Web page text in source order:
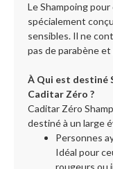
Le Shampoing
spécialement
sensibles. Il ne
pas de parabène
À Qui est destiné
Caditar Zéro ?
Caditar Zéro
destiné à un large
Personnes
Idéal pour
rougeurs ou